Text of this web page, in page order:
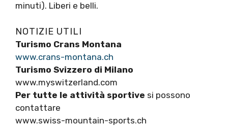
minuti). Liberi e belli.
NOTIZIE UTILI
Turismo Crans Montana
www.crans-montana.ch
Turismo Svizzero di Milano
www.myswitzerland.com
Per tutte le attività sportive si possono
contattare
www.swiss-mountain-sports.ch